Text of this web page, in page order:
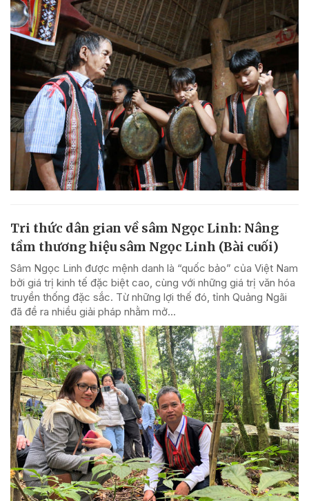
Tri thức dân gian về sâm Ngọc Linh: Nâng
tầm thương hiệu sâm Ngọc Linh (Bài cuối)
Sâm Ngọc Linh được mệnh danh là “quốc bảo” của Việt Nam
bởi giá trị kinh tế đặc biệt cao, cùng với những giá trị văn hóa
truyền thống đặc sắc. Từ những lợi thế đó, tỉnh Quảng Ngãi
đã đề ra nhiều giải pháp nhằm mở...